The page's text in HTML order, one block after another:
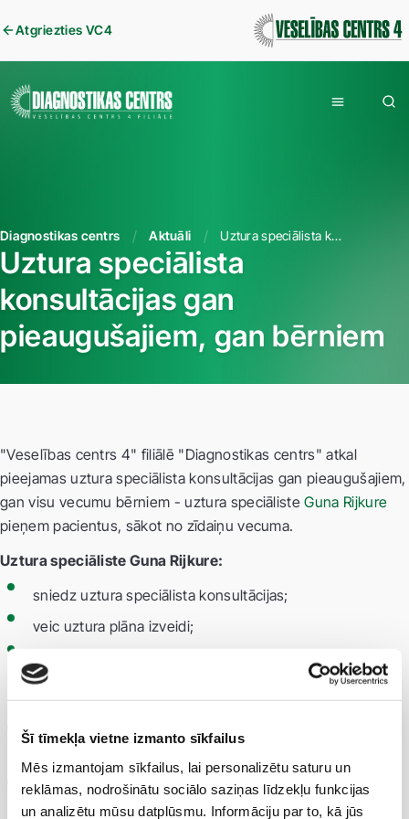
Šī tīmekļa vietne izmanto sīkfailus
Mēs izmantojam sīkfailus, lai personalizētu saturu un
reklāmas, nodrošinātu sociālo saziņas līdzekļu funkcijas
un analizētu mūsu datplūsmu. Informāciju par to, kā jūs
Atgriezties VC4
Diagnostikas centrs Aktuāli Uztura speciālista konsultācijas gan pieaugušajiem, gan bērniem
Uztura speciālista
konsultācijas gan
pieaugušajiem, gan bērniem
"Veselības centrs 4" filiālē "Diagnostikas centrs" atkal
pieejamas uztura speciālista konsultācijas gan pieaugušajiem,
gan visu vecumu bērniem - uztura speciālisteGuna Rijkure
pieņem pacientus, sākot no zīdaiņu vecuma.
Uztura speciāliste Guna Rijkure:
sniedz uztura speciālista konsultācijas;
veic uztura plāna izveidi;
sniedz uztura ieteikumus dažādu gastroenteroloģisku,
onkoloģisku, sirds un asinsvadu, vielmaiņas slimību,
piemēram, cukura diabēta, podagras gadījumos;
konsultē topošās un zīdošās māmiņas par ēdienkartes
izveidi;
palīdz iepazīt veselīga uztura pamatprincipus jebkuram,
kas rūpējas par savu veselību.